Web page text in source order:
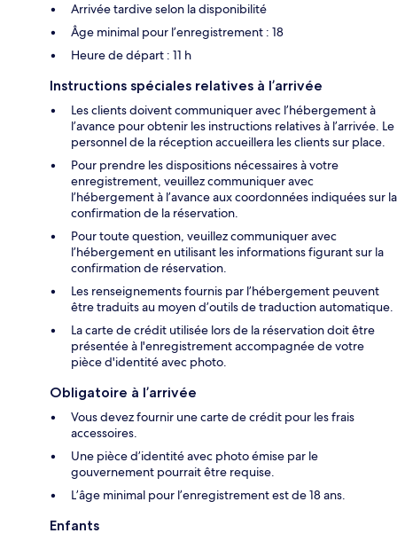
Arrivée tardive selon la disponibilité
Âge minimal pour l’enregistrement : 18
Heure de départ : 11 h
Instructions spéciales relatives à l’arrivée
Les clients doivent communiquer avec l’hébergement à
l’avance pour obtenir les instructions relatives à l’arrivée. Le
personnel de la réception accueillera les clients sur place.
Pour prendre les dispositions nécessaires à votre
enregistrement, veuillez communiquer avec
l’hébergement à l’avance aux coordonnées indiquées sur la
confirmation de la réservation.
Pour toute question, veuillez communiquer avec
l’hébergement en utilisant les informations figurant sur la
confirmation de réservation.
Les renseignements fournis par l’hébergement peuvent
être traduits au moyen d’outils de traduction automatique.
La carte de crédit utilisée lors de la réservation doit être
présentée à l'enregistrement accompagnée de votre
pièce d'identité avec photo.
Obligatoire à l’arrivée
Vous devez fournir une carte de crédit pour les frais
accessoires.
Une pièce d’identité avec photo émise par le
gouvernement pourrait être requise.
L’âge minimal pour l’enregistrement est de 18 ans.
Enfants